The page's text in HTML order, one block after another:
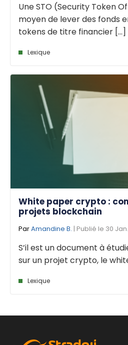
Une STO (Security Token
moyen de lever des fonds
tokens de titre financier [...]
Lexique
White paper crypto :
projets blockchain
ParAmandine B. | Publié le 30
S’il est un document à
sur un projet crypto, le
Lexique